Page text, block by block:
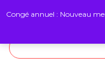
Congé annuel : Nouveau